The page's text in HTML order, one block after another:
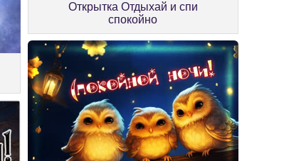
Открытка Отдыхай и спи
спокойно